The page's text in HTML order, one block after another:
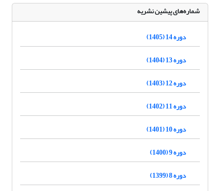
شماره‌های پیشین نشریه
دوره 14 (1405)
دوره 13 (1404)
دوره 12 (1403)
دوره 11 (1402)
دوره 10 (1401)
دوره 9 (1400)
دوره 8 (1399)